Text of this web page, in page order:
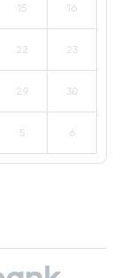
15 16
22 23
29 30
5 6